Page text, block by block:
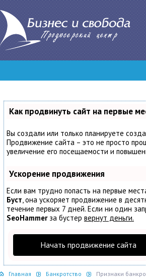
Как продвинуть сайт на первые
Вы создали или только планируете
Продвижение сайта – это не просто
увеличение его посещаемости и
Ускорение продвижения
Если вам трудно попасть на первые
Буст, она ускоряет продвижение в
течение первых 7 дней. Если ни один
SeoHammerза бустер вернут деньги.
Начать продвижение сайта
Главная Банкротство Признаки